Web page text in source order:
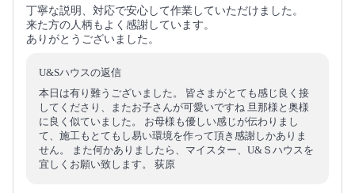
丁寧な説明、対応で安心して作業していただけました。
来た方の人柄もよく感謝しています。
ありがとうございました。
U&Sハウスの返信
本日は有り難うございました。 皆さまがとても感じ良く接
してくださり、またお子さんが可愛いですね 旦那様と奥様
に良く似ていました。 お母様も優しい感じが伝わりまし
て、施工もとてもし易い環境を作って頂き感謝しかありま
せん。 また何かありましたら、マイスター、U&Ｓハウスを
宜しくお願い致します。 荻原